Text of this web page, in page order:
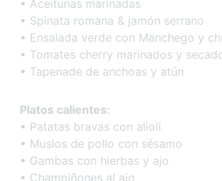
• Aceitunas marinadas
• Spinata romana & jamón serrano
• Ensalada verde con Manchego y
• Tomates cherry marinados y
• Tapenade de anchoas y atún
Platos calientes:
• Patatas bravas con alioli
• Muslos de pollo con sésamo
• Gambas con hierbas y ajo
• Champiñones al ajo